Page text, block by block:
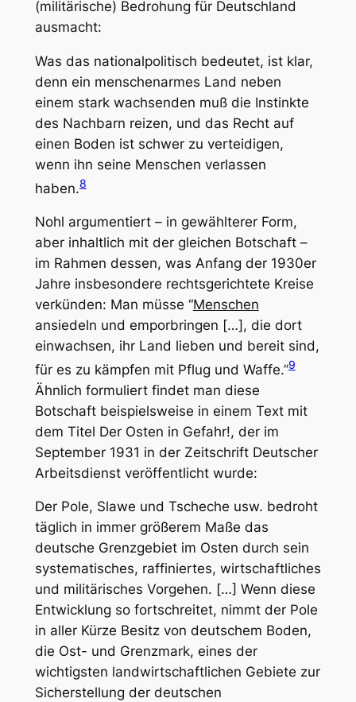
(militärische) Bedrohung für Deutschland
ausmacht:
Was das nationalpolitisch bedeutet, ist klar,
denn ein menschenarmes Land neben
einem stark wachsenden muß die Instinkte
des Nachbarn reizen, und das Recht auf
einen Boden ist schwer zu verteidigen,
wenn ihn seine Menschen verlassen
haben.8
Nohl argumentiert – in gewählterer Form,
aber inhaltlich mit der gleichen Botschaft –
im Rahmen dessen, was Anfang der 1930er
Jahre insbesondere rechtsgerichtete Kreise
verkünden: Man müsse “Menschen
ansiedeln und emporbringen […], die dort
einwachsen, ihr Land lieben und bereit sind,
für es zu kämpfen mit Pflug und Waffe.”9
Ähnlich formuliert findet man diese
Botschaft beispielsweise in einem Text mit
dem Titel Der Osten in Gefahr!, der im
September 1931 in der Zeitschrift Deutscher
Arbeitsdienstveröffentlicht wurde:
Der Pole, Slawe und Tscheche usw. bedroht
täglich in immer größerem Maße das
deutsche Grenzgebiet im Osten durch sein
systematisches, raffiniertes, wirtschaftliches
und militärisches Vorgehen. […] Wenn diese
Entwicklung so fortschreitet, nimmt der Pole
in aller Kürze Besitz von deutschem Boden,
die Ost- und Grenzmark, eines der
wichtigsten landwirtschaftlichen Gebiete zur
Sicherstellung der deutschen